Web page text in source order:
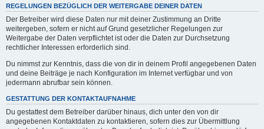
REGELUNGEN BEZÜGLICH DER WEITERGABE DEINER DATEN
Der Betreiber wird diese Daten nur mit deiner Zustimmung an Dritte
weitergeben, sofern er nicht auf Grund gesetzlicher Regelungen zur
Weitergabe der Daten verpflichtet ist oder die Daten zur Durchsetzung
rechtlicher Interessen erforderlich sind.
Du nimmst zur Kenntnis, dass die von dir in deinem Profil angegebenen Daten
und deine Beiträge je nach Konfiguration im Internet verfügbar und von
jedermann abrufbar sein können.
GESTATTUNG DER KONTAKTAUFNAHME
Du gestattest dem Betreiber darüber hinaus, dich unter den von dir
angegebenen Kontaktdaten zu kontaktieren, sofern dies zur Übermittlung